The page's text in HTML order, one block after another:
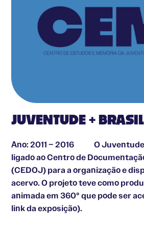
JUVENTUDE + BRASIL
Ano: 2011 – 2016 O Juventude
ligado ao Centro de
(CEDOJ) para a organização e
acervo. O projeto teve como
animada em 360° que pode ser
link da exposição).